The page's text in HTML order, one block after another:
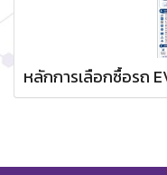
หลักการเลือกซื้อรถ